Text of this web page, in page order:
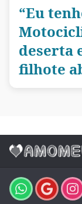
“Eu
deserta
filhote